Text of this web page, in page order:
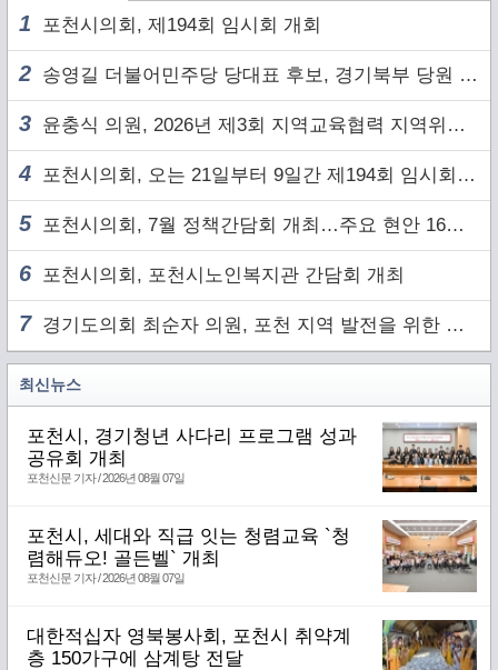
1 포천시의회, 제194회 임시회 개회
2 송영길 더불어민주당 당대표 후보, 경기북부 당원 및 2030 세대와 ‘소통 행보’
3 윤충식 의원, 2026년 제3회 지역교육협력 지역위원회 주재
4 포천시의회, 오는 21일부터 9일간 제194회 임시회 개회
5 포천시의회, 7월 정책간담회 개최…주요 현안 16건 점검
6 포천시의회, 포천시노인복지관 간담회 개최
7경기도의회 최순자 의원, 포천 지역 발전을 위한 정담회 개최
최신뉴스
포천시, 경기청년 사다리 프로그램 성과
공유회 개최
포천신문 기자 / 2026년 08월 07일
포천시, 세대와 직급 잇는 청렴교육 `청
렴해듀오! 골든벨` 개최
포천신문 기자 / 2026년 08월 07일
대한적십자 영북봉사회, 포천시 취약계
층 150가구에 삼계탕 전달